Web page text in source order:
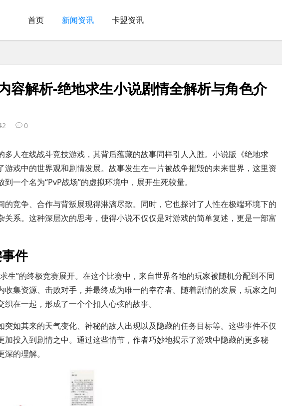
首页 新闻资讯 卡盟资讯
容解析-绝地求生小说剧情全解析与角色介
0
多人在线战斗竞技游戏，其背后蕴藏的故事同样引人入胜。小说版《绝地求
游戏中的世界观和剧情发展。故事发生在一片被战争摧毁的未来世界，这里资
一个名为“PvP战场”的虚拟环境中，展开生死较量。
的竞争、合作与背叛展现得淋漓尽致。同时，它也探讨了人性在极端环境下的
关系。这种深层次的思考，使得小说不仅仅是对游戏的简单复述，更是一部富
件
生”的终极竞赛展开。在这个比赛中，来自世界各地的玩家被随机分配到不同
收集资源、击败对手，并最终成为唯一的幸存者。随着剧情的发展，玩家之间
在一起，形成了一个个扣人心弦的故事。
突如其来的天气变化、神秘的敌人出现以及隐藏的任务目标等。这些事件不仅
加投入到剧情之中。通过这些情节，作者巧妙地揭示了游戏中隐藏的更多秘
的理解。